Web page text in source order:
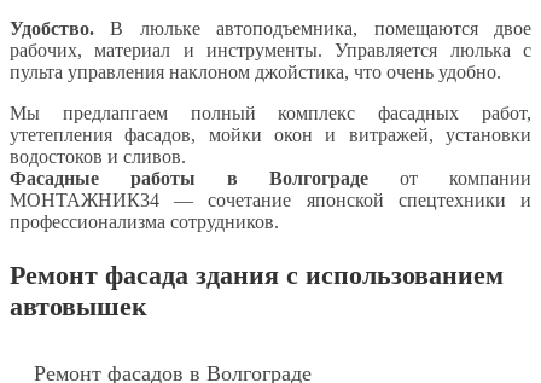
Удобство. В люльке автоподъемника, помещаются двое
рабочих, материал и инструменты. Управляется люлька с
пульта управления наклоном джойстика, что очень удобно.
Мы предлапгаем полный комплекс фасадных работ,
утетепления фасадов, мойки окон и витражей, установки
водостоков и сливов.
Фасадные работы в Волгограде от компании
МОНТАЖНИК34 — сочетание японской спецтехники и
профессионализма сотрудников.
Ремонт фасада здания с использованием
автовышек
Ремонт фасадов в Волгограде